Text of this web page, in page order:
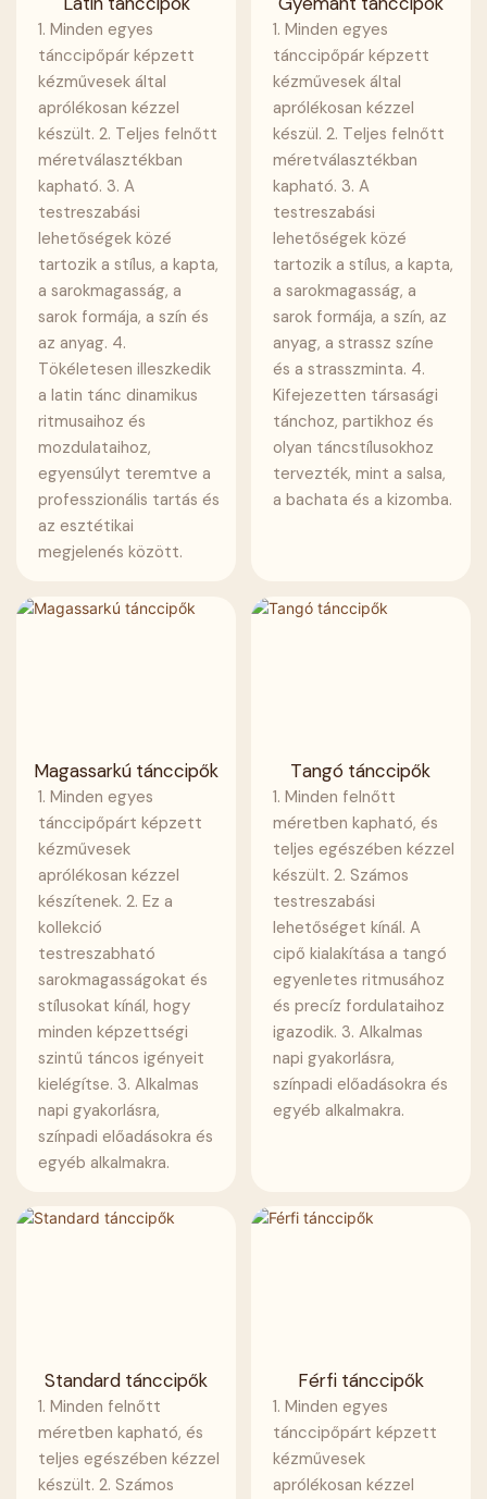
1. Minden egyes
tánccipőpár képzett
kézművesek által
aprólékosan kézzel
készült. 2. Teljes felnőtt
méretválasztékban
kapható. 3. A
testreszabási
lehetőségek közé
tartozik a stílus, a kapta,
a sarokmagasság, a
sarok formája, a szín és
az anyag. 4.
Tökéletesen illeszkedik
a latin tánc dinamikus
ritmusaihoz és
mozdulataihoz,
egyensúlyt teremtve a
professzionális tartás és
az esztétikai
megjelenés között.
1. Minden egyes
tánccipőpár képzett
kézművesek által
aprólékosan kézzel
készül. 2. Teljes felnőtt
méretválasztékban
kapható. 3. A
testreszabási
lehetőségek közé
tartozik a stílus, a kapta,
a sarokmagasság, a
sarok formája, a szín, az
anyag, a strassz színe
és a strasszminta. 4.
Kifejezetten társasági
tánchoz, partikhoz és
olyan táncstílusokhoz
tervezték, mint a salsa,
a bachata és a kizomba.
Magassarkú tánccipők
1. Minden egyes
tánccipőpárt képzett
kézművesek
aprólékosan kézzel
készítenek. 2. Ez a
kollekció
testreszabható
sarokmagasságokat és
stílusokat kínál, hogy
minden képzettségi
szintű táncos igényeit
kielégítse. 3. Alkalmas
napi gyakorlásra,
színpadi előadásokra és
egyéb alkalmakra.
Tangó tánccipők
1. Minden felnőtt
méretben kapható, és
teljes egészében kézzel
készült. 2. Számos
testreszabási
lehetőséget kínál. A
cipő kialakítása a tangó
egyenletes ritmusához
és precíz fordulataihoz
igazodik. 3. Alkalmas
napi gyakorlásra,
színpadi előadásokra és
egyéb alkalmakra.
Standard tánccipők
1. Minden felnőtt
méretben kapható, és
teljes egészében kézzel
készült. 2. Számos
Férfi tánccipők
1. Minden egyes
tánccipőpárt képzett
kézművesek
aprólékosan kézzel